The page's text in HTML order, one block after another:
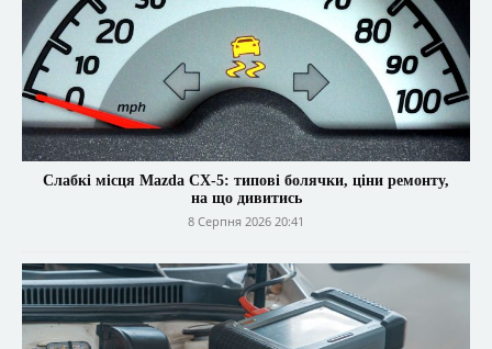
Слабкі місця Mazda CX-5: типові болячки, ціни ремонту,
на що дивитись
8 Серпня 2026 20:41